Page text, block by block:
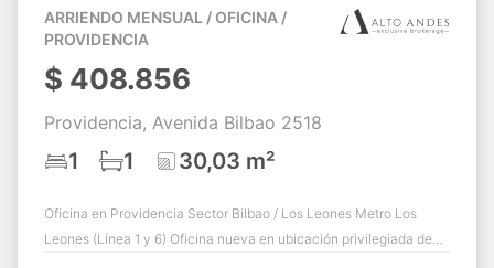
ARRIENDO MENSUAL / OFICINA /
PROVIDENCIA
$ 408.856
Providencia, Avenida Bilbao 2518
1 1 30,03 m²
Oficina en Providencia Sector Bilbao / Los Leones Metro Los
Leones (Línea 1 y 6) Oficina nueva en ubicación privilegiada de